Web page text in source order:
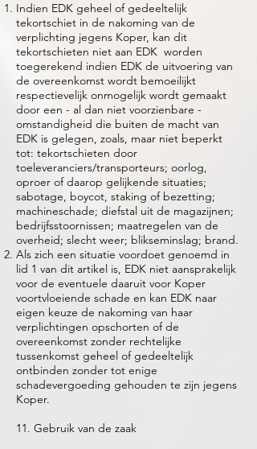
Indien EDK geheel of gedeeltelijk
tekortschiet in de nakoming van de
verplichting jegens Koper, kan dit
tekortschieten niet aan EDK worden
toegerekend indien EDK de uitvoering van
de overeenkomst wordt bemoeilijkt
respectievelijk onmogelijk wordt gemaakt
door een - al dan niet voorzienbare -
omstandigheid die buiten de macht van
EDK is gelegen, zoals, maar niet beperkt
tot: tekortschieten door
toeleveranciers/transporteurs; oorlog,
oproer of daarop gelijkende situaties;
sabotage, boycot, staking of bezetting;
machineschade; diefstal uit de magazijnen;
bedrijfsstoornissen; maatregelen van de
overheid; slecht weer; blikseminslag; brand.
Als zich een situatie voordoet genoemd in
lid 1 van dit artikel is, EDK niet aansprakelijk
voor de eventuele daaruit voor Koper
voortvloeiende schade en kan EDK naar
eigen keuze de nakoming van haar
verplichtingen opschorten of de
overeenkomst zonder rechtelijke
tussenkomst geheel of gedeeltelijk
ontbinden zonder tot enige
schadevergoeding gehouden te zijn jegens
Koper.
11. Gebruik van de zaak